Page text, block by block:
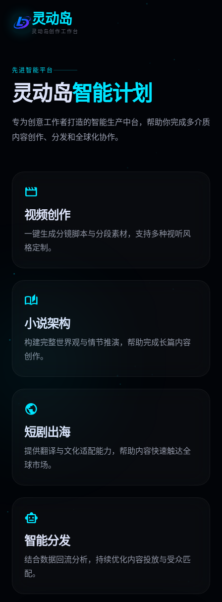
灵动岛
灵动岛创作工作台
先进智能平台
灵动岛智能计划
专为创意工作者打造的智能生产中台，帮助你完成多介质
内容创作、分发和全球化协作。
movie
视频创作
一键生成分镜脚本与分段素材，支持多种视听风
格定制。
auto_stories
小说架构
构建完整世界观与情节推演，帮助完成长篇内容
创作。
public
短剧出海
提供翻译与文化适配能力，帮助内容快速触达全
球市场。
smart_toy
智能分发
结合数据回流分析，持续优化内容投放与受众匹
配。